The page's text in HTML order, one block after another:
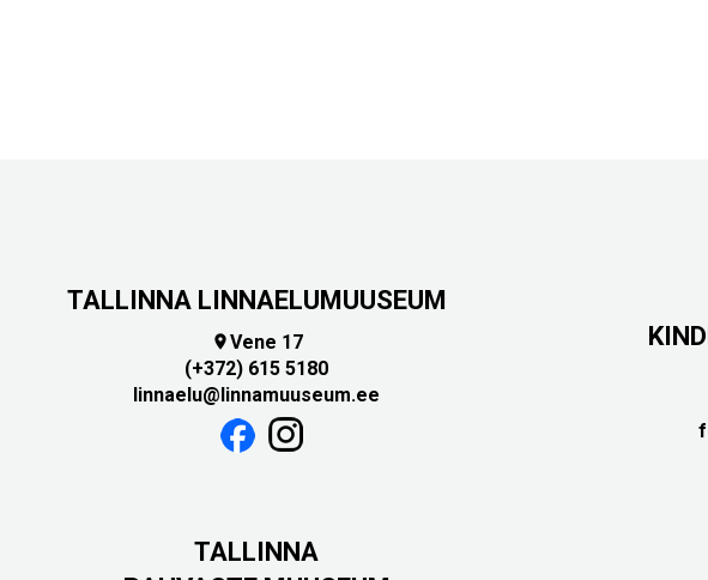
TALLINNA LINNAELUMUUSEUM
Vene 17
(+372) 615 5180
linnaelu@linnamuuseum.ee
TALLINNA